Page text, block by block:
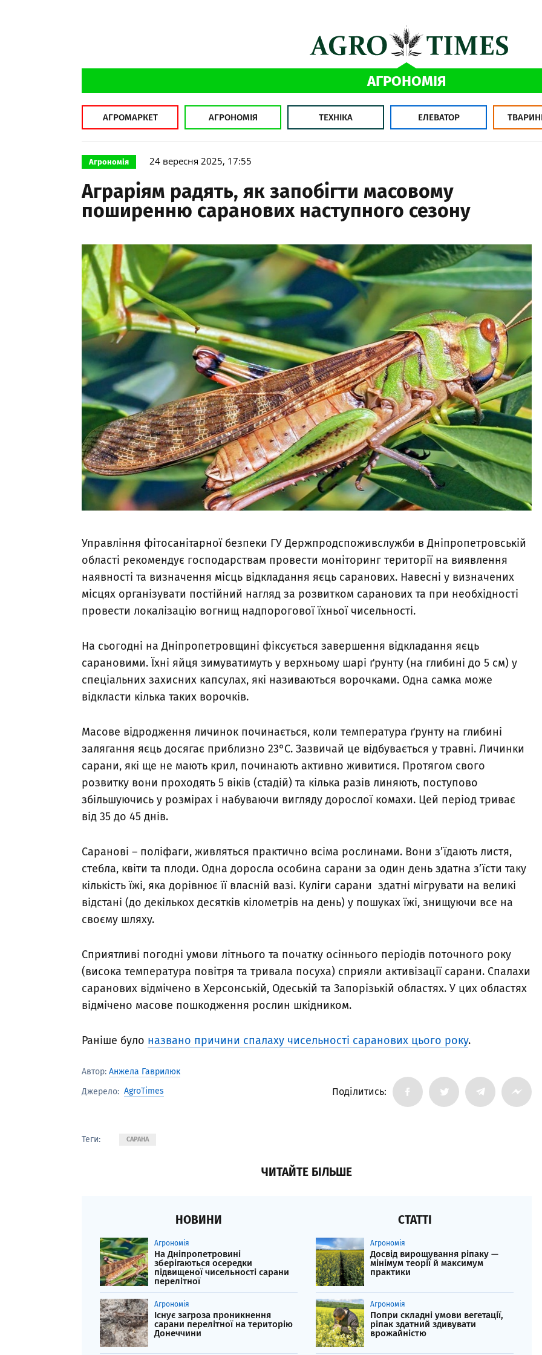
АГРОНОМІЯ
АГРОМАРКЕТ АГРОНОМІЯ ТЕХНІКА ЕЛЕВАТОР
Агрономія 24 вересня 2025, 17:55
Аграріям радять, як запобігти масовому
поширенню саранових наступного сезону
Управління фітосанітарної безпеки ГУ Держпродспоживслужби в Дніпропетровській
області рекомендує господарствам провести моніторинг території на виявлення
наявності та визначення місць відкладання яєць саранових. Навесні у визначених
місцях організувати постійний нагляд за розвитком саранових та при необхідності
провести локалізацію вогнищ надпорогової їхньої чисельності.
На сьогодні на Дніпропетровщині фіксується завершення відкладання яєць
сарановими. Їхні яйця зимуватимуть у верхньому шарі ґрунту (на глибині до 5 см) у
спеціальних захисних капсулах, які називаються ворочками. Одна самка може
відкласти кілька таких ворочків.
Масове відродження личинок починається, коли температура ґрунту на глибині
залягання яєць досягає приблизно 23°C. Зазвичай це відбувається у травні. Личинки
сарани, які ще не мають крил, починають активно живитися. Протягом свого
розвитку вони проходять 5 віків (стадій) та кілька разів линяють, поступово
збільшуючись у розмірах і набуваючи вигляду дорослої комахи. Цей період триває
від 35 до 45 днів.
Саранові – поліфаги, живляться практично всіма рослинами. Вони з’їдають листя,
стебла, квіти та плоди. Одна доросла особина сарани за один день здатна з’їсти таку
кількість їжі, яка дорівнює її власній вазі. Куліги сарани здатні мігрувати на великі
відстані (до декількох десятків кілометрів на день) у пошуках їжі, знищуючи все на
своєму шляху.
Сприятливі погодні умови літнього та початку осіннього періодів поточного року
(висока температура повітря та тривала посуха) сприяли активізації сарани. Спалахи
саранових відмічено в Херсонській, Одеській та Запорізькій областях. У цих областях
відмічено масове пошкодження рослин шкідником.
Раніше було названо причини спалаху чисельності саранових цього року.
Автор: Анжела Гаврилюк
Джерело: AgroTimes Поділитись:
Теги: САРАНА
ЧИТАЙТЕ БІЛЬШЕ
НОВИНИ
Агрономія
На Дніпропетровині
зберігаються осередки
підвищеної чисельності сарани
перелітної
Агрономія
Існує загроза проникнення
сарани перелітної на територію
Донеччини
СТАТТІ
Агрономія
Досвід вирощування ріпаку —
мінімум теорії й максимум
практики
Агрономія
Попри складні умови вегетації,
ріпак здатний здивувати
врожайністю